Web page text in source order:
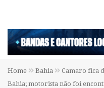
Home Bahia
Camaro fica
Bahia; motorista não foi